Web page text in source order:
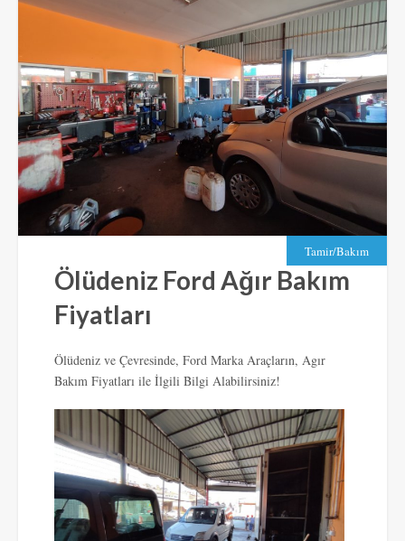
Tamir/Bakım
Ölüdeniz Ford Ağır Bakım
Fiyatları
Ölüdeniz ve Çevresinde, Ford Marka Araçların, Agır
Bakım Fiyatları ile İlgili Bilgi Alabilirsiniz!